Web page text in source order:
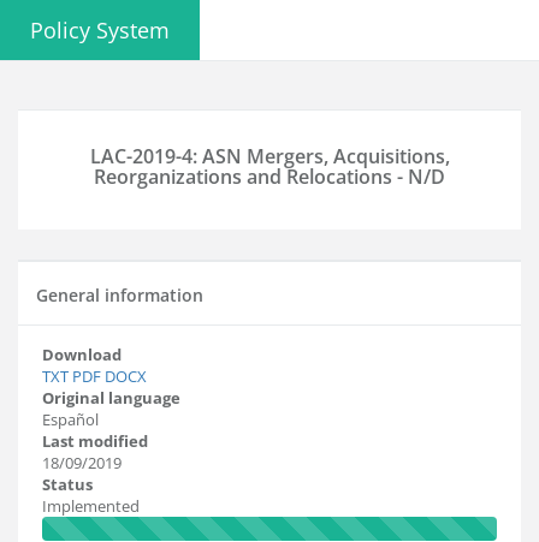
Policy System
LAC-2019-4: ASN Mergers, Acquisitions,
Reorganizations and Relocations - N/D
General information
Download
TXT PDF DOCX
Original language
Español
Last modified
18/09/2019
Status
Implemented